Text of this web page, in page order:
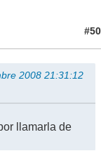
#50
2008 21:31:12
llamarla de